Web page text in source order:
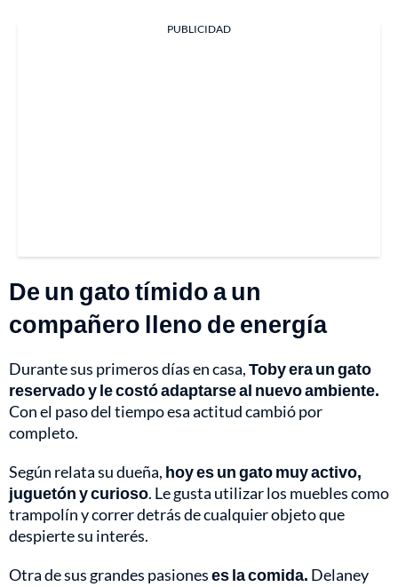
PUBLICIDAD
De un gato tímido a un
compañero lleno de energía
Durante sus primeros días en casa,Toby era un gato
reservado y le costó adaptarse al nuevo ambiente.
Con el paso del tiempo esa actitud cambió por
completo.
Según relata su dueña, hoy es un gato muy activo,
juguetón y curioso. Le gusta utilizar los muebles como
trampolín y correr detrás de cualquier objeto que
despierte su interés.
Otra de sus grandes pasioneses la comida. Delaney